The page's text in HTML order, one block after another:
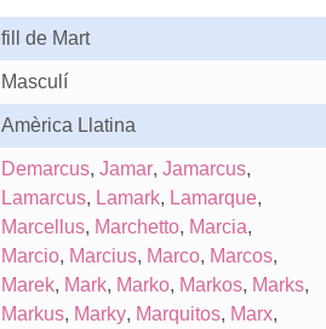
fill de Mart
Masculí
Amèrica Llatina
Demarcus, Jamar, Jamarcus,
Lamarcus, Lamark, Lamarque,
Marcellus, Marchetto, Marcia,
Marcio, Marcius, Marco, Marcos,
Marek, Mark, Marko, Markos, Marks,
Markus, Marky, Marquitos, Marx,